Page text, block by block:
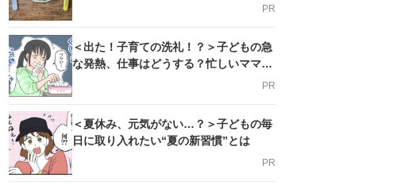
PR
＜出た！子育ての洗礼！？＞子どもの急
な発熱、仕事はどうする？忙しいママを
PR
＜夏休み、元気がない…？＞子どもの毎
日に取り入れたい“夏の新習慣”とは
PR